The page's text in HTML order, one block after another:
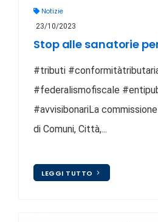
Notizie
23/10/2023
Stop alle sanatorie
#tributi
#federalismofiscale
#avvisibonariLa
di Comuni, Città,...
LEGGI TUTTO